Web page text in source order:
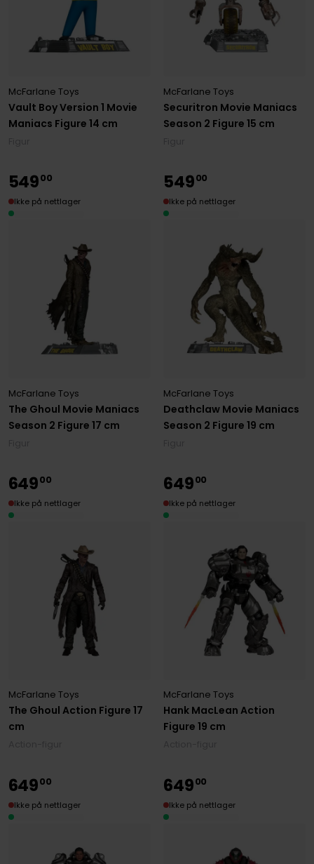
Vault Boy Version 1 Movie
Maniacs Figure 14 cm
McFarlane Toys
Securitron Movie Maniacs
Season 2 Figure 15 cm
McFarlane Toys
The Ghoul Movie Maniacs
Season 2 Figure 17 cm
McFarlane Toys
54900
Ikke på nettlager
Deathclaw Movie Maniacs
Season 2 Figure 19 cm
McFarlane Toys
54900
Ikke på nettlager
The Ghoul Action Figure 17
cm
McFarlane Toys
64900
Ikke på nettlager
Hank MacLean Action
Figure 19 cm
McFarlane Toys
64900
Ikke på nettlager
64900
Ikke på nettlager
64900
Ikke på nettlager